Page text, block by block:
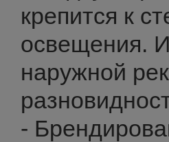
крепится к
освещения.
наружной
-